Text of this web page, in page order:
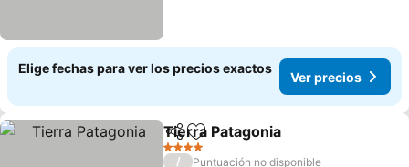
Elige fechas para ver los precios exactos
Ver precios
Compartir
Agregar a favoritos
Tierra Patagonia
4 Estrellas
/
Puntuación no disponible